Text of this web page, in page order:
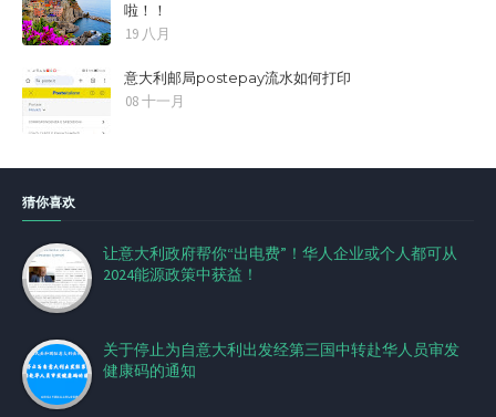
啦！！
19 八月
意大利邮局postepay流水如何打印
08 十一月
猜你喜欢
让意大利政府帮你“出电费”！华人企业或个人都可从
2024能源政策中获益！
关于停止为自意大利出发经第三国中转赴华人员审发
健康码的通知